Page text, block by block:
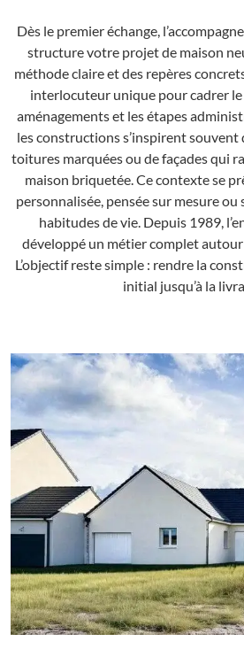
Dès le premier échange,
structure votre projet de maison
méthode claire et des repères
interlocuteur unique pour cadrer le
aménagements et les étapes
les constructions s’inspirent souvent
toitures marquées ou de façades qui
maison briquetée. Ce contexte se
personnalisée, pensée sur mesure
habitudes de vie. Depuis 1989,
développé un métier complet
L’objectif reste simple : rendre la
initial jusqu’à la